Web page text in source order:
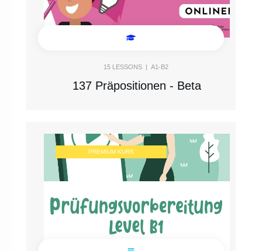
15LESSONS | A1-B2
137 Präpositionen - Beta
PREMIUM KURS